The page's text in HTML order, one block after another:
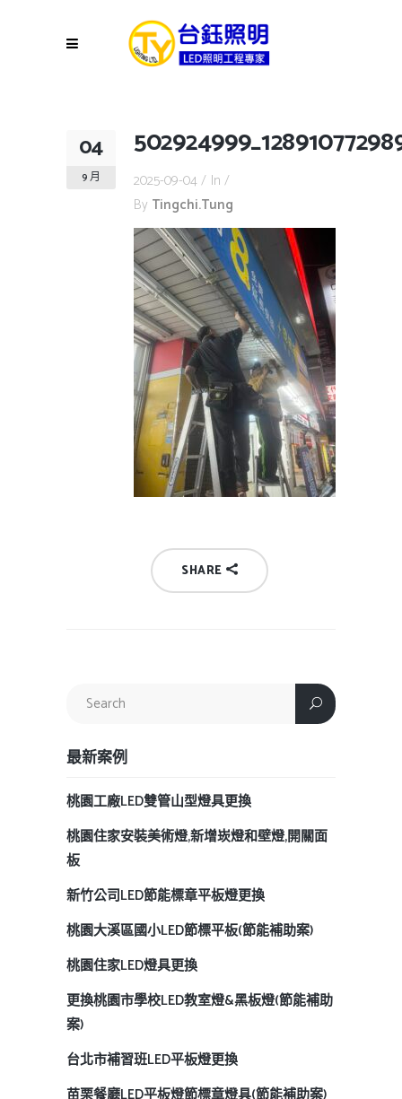
04
9 月 2025-09-04
In
By Tingchi.tung
SHARE
最新案例
桃園工廠LED雙管山型燈具更換
桃園住家安裝美術燈,新增崁燈和壁燈,開關面
板
新竹公司LED節能標章平板燈更換
桃園大溪區國小LED節標平板(節能補助案)
桃園住家LED燈具更換
更換桃園市學校LED教室燈&黑板燈(節能補助
案)
台北市補習班LED平板燈更換